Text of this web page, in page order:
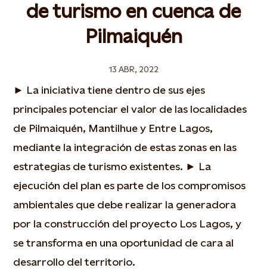
de turismo en cuenca de
Pilmaiquén
13 ABR, 2022
► La iniciativa tiene dentro de sus ejes
principales potenciar el valor de las localidades
de Pilmaiquén, Mantilhue y Entre Lagos,
mediante la integración de estas zonas en las
estrategias de turismo existentes. ► La
ejecución del plan es parte de los compromisos
ambientales que debe realizar la generadora
por la construcción del proyecto Los Lagos, y
se transforma en una oportunidad de cara al
desarrollo del territorio.